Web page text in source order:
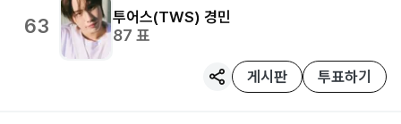
63 투어스(TWS) 경민
87 표
게시판 투표하기